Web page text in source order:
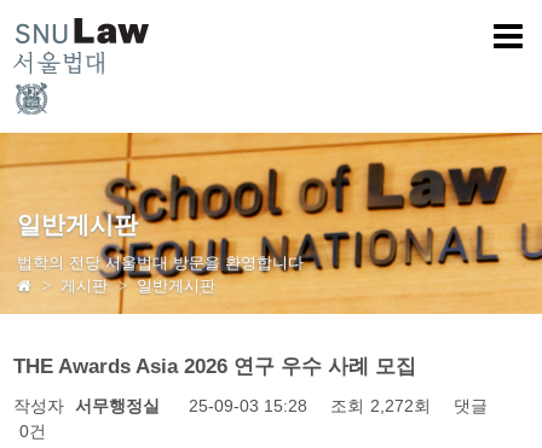
일반게시판
법학의 전당 서울법대 방문을 환영합니다
게시판
일반게시판
THE Awards Asia 2026 연구 우수 사례 모집
작성자 서무행정실 25-09-03 15:28 조회 2,272회
댓글
0건